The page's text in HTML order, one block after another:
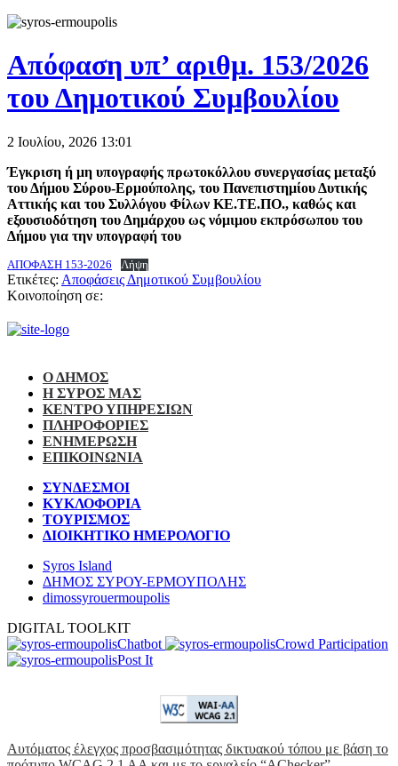
Απόφαση υπ’ αριθμ. 153/2026
του Δημοτικού Συμβουλίου
2 Ιουλίου, 2026 13:01
Έγκριση ή μη υπογραφής πρωτοκόλλου συνεργασίας μεταξύ
του Δήμου Σύρου-Ερμούπολης, του Πανεπιστημίου Δυτικής
Αττικής και του Συλλόγου Φίλων ΚΕ.ΤΕ.ΠΟ., καθώς και
εξουσιοδότηση του Δημάρχου ως νόμιμου εκπρόσωπου του
Δήμου για την υπογραφή του
ΑΠΟΦΑΣΗ 153-2026 Λήψη
Ετικέτες: Αποφάσεις Δημοτικού Συμβουλίου
Κοινοποίηση σε:
Ο ΔΗΜΟΣ
Η ΣΥΡΟΣ ΜΑΣ
ΚΕΝΤΡΟ ΥΠΗΡΕΣΙΩΝ
ΠΛΗΡΟΦΟΡΙΕΣ
ΕΝΗΜΕΡΩΣΗ
ΕΠΙΚΟΙΝΩΝΙΑ
ΣΥΝΔΕΣΜΟΙ
ΚΥΚΛΟΦΟΡΙΑ
ΤΟΥΡΙΣΜΟΣ
ΔΙΟΙΚΗΤΙΚΟ ΗΜΕΡΟΛΟΓΙΟ
Syros Island
ΔΗΜΟΣ ΣΥΡΟΥ-ΕΡΜΟΥΠΟΛΗΣ
dimossyrouermoupolis
DIGITAL TOOLKIT
Chatbot
Crowd Participation
Post It
Αυτόματος έλεγχος προσβασιμότητας δικτυακού τόπου με βάση το